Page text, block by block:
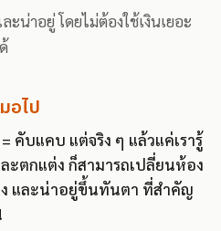
ะน่าอยู่ โดยไม่ต้องใช้เงินเยอะ
อไป
คับแคบ แต่จริง ๆ แล้วแค่เรารู้
ะตกแต่ง ก็สามารถเปลี่ยนห้อง
และน่าอยู่ขึ้นทันตา ที่สำคัญ